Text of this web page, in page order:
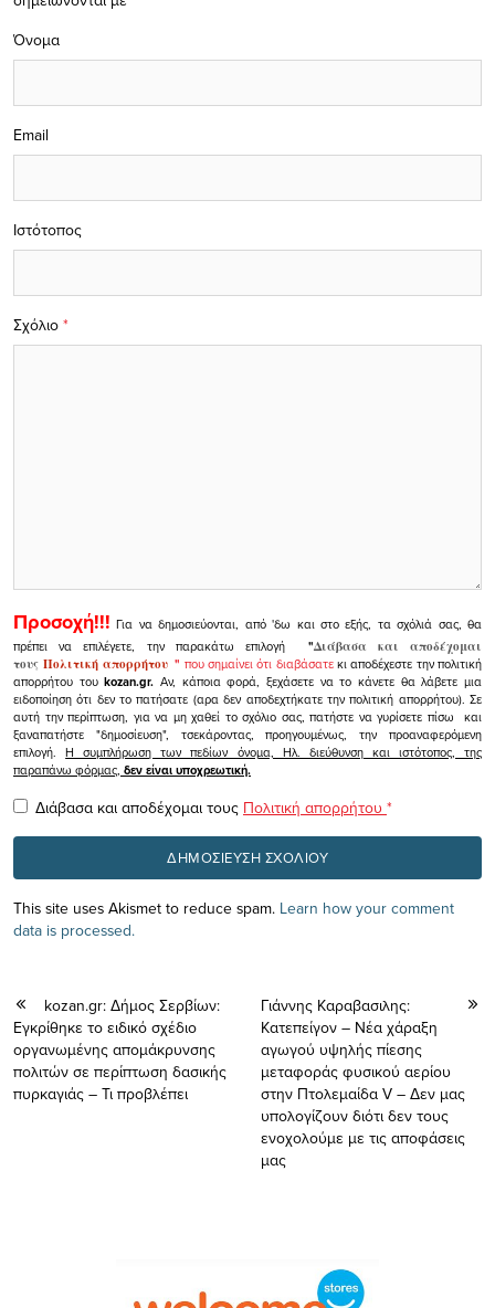
Σχόλιο *
Όνομα
Email
Ιστότοπος
Προσοχή!!! Για να δημοσιεύονται, από 'δω και στο εξής, τα σχόλιά σας, θα
πρέπει να επιλέγετε, την παρακάτω επιλογή
"Διάβασα και αποδέχομαι
τουςΠολιτική απορρήτου" που σημαίνει ότι διαβάσατεκι αποδέχεστε την πολιτική
απορρήτου τουkozan.gr. Αν, κάποια φορά, ξεχάσετε να το κάνετε θα λάβετε μια
ειδοποίηση ότι δεν το πατήσατε (αρα δεν αποδεχτήκατε την πολιτική απορρήτου). Σε
αυτή την περίπτωση, για να μη χαθεί το σχόλιο σας, πατήστε να γυρίσετε πίσω και
ξαναπατήστε "δημοσίευση", τσεκάροντας, προηγουμένως, την προαναφερόμενη
επιλογή.Η συμπλήρωση των πεδίων όνομα, Ηλ. διεύθυνση και ιστότοπος, της
παραπάνω φόρμας, δεν είναι υποχρεωτική.
Διάβασα και αποδέχομαι τους Πολιτική απορρήτου *
This site uses Akismet to reduce spam. Learn how your comment
data is processed.
kozan.gr: Δήμος Σερβίων:
Εγκρίθηκε το ειδικό σχέδιο
οργανωμένης απομάκρυνσης
πολιτών σε περίπτωση δασικής
πυρκαγιάς – Τι προβλέπει
Γιάννης Καραβασιλης:
Κατεπείγον – Νέα χάραξη
αγωγού υψηλής πίεσης
μεταφοράς φυσικού αερίου
στην Πτολεμαίδα V – Δεν μας
υπολογίζουν διότι δεν τους
ενοχολούμε με τις αποφάσεις
μας